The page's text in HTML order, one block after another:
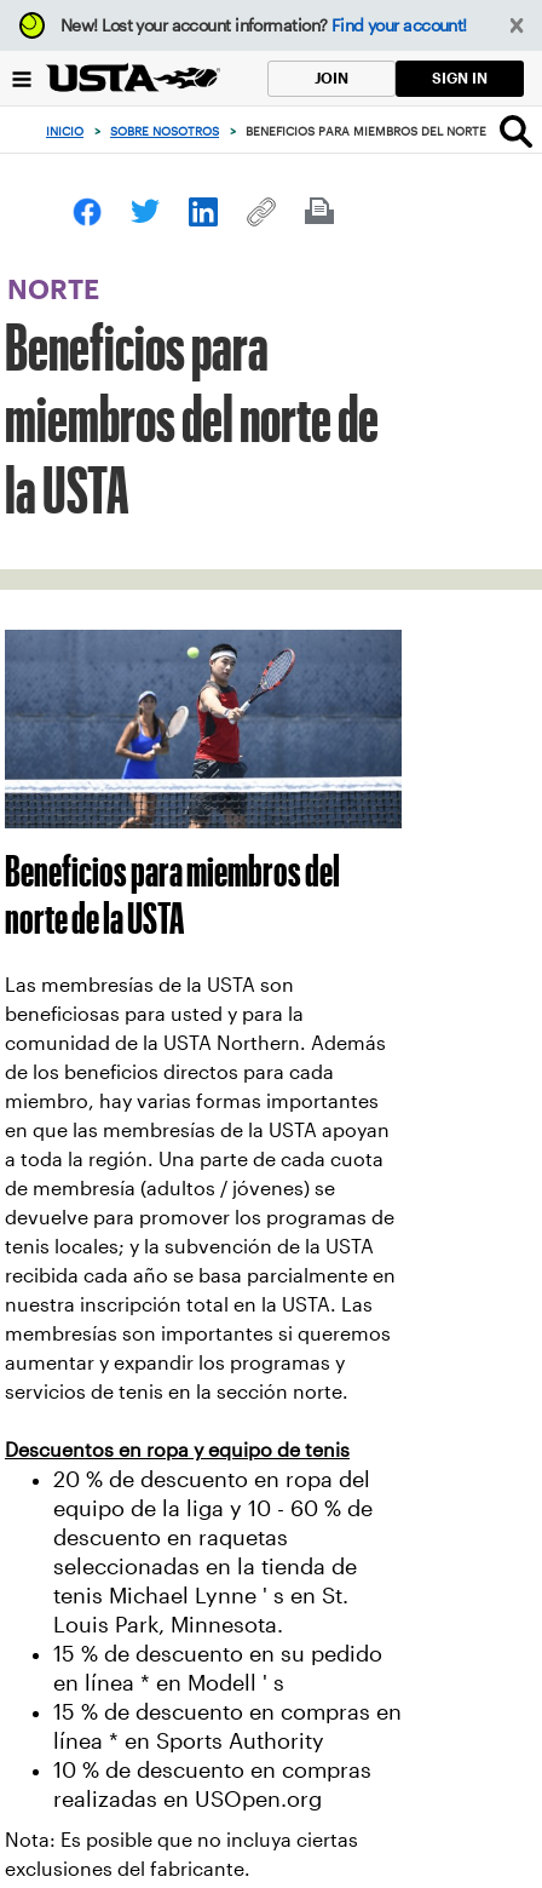
Enfoque
desde
botón
volver
principio
New!Lost your account information? Find your account!
JOIN SIGN IN
INICIO > SOBRE NOSOTROS > BENEFICIOS PARA MIEMBROS DEL NORTE DE LA
NORTE
Beneficios para
miembros del norte de
la USTA
Beneficios para miembros del
norte de la USTA
Las membresías de la USTA son
beneficiosas para usted y para la
comunidad de la USTA Northern. Además
de los beneficios directos para cada
miembro, hay varias formas importantes
en que las membresías de la USTA apoyan
a toda la región. Una parte de cada cuota
de membresía (adultos / jóvenes) se
devuelve para promover los programas de
tenis locales; y la subvención de la USTA
recibida cada año se basa parcialmente en
nuestra inscripción total en la USTA. Las
membresías son importantes si queremos
aumentar y expandir los programas y
servicios de tenis en la sección norte.
Descuentos en ropa y equipo de tenis
20 % de descuento en ropa del
equipo de la liga y 10 - 60 % de
descuento en raquetas
seleccionadas en la tienda de
tenis Michael Lynne ' s en St.
Louis Park, Minnesota.
15 % de descuento en su pedido
en línea * en Modell ' s
15 % de descuento en compras en
línea * en Sports Authority
10 % de descuento en compras
realizadas en USOpen.org
Nota: Es posible que no incluya ciertas
exclusiones del fabricante.